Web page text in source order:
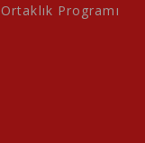
Ortaklık Programı